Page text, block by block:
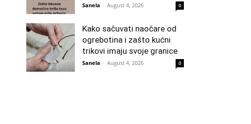
Sanela - August 4, 2026 0
Kako sačuvati naočare od
ogrebotina i zašto kućni
trikovi imaju svoje granice
Sanela - August 4, 2026 0